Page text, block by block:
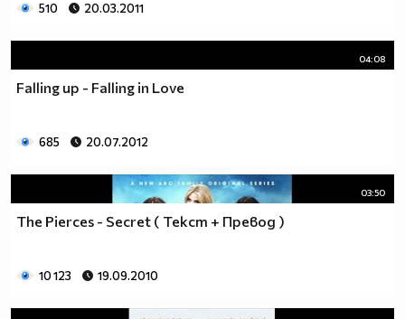
510 20.03.2011
04:08
Falling up - Falling in Love
685 20.07.2012
03:50
The Pierces - Secret ( Текст + Превод )
10 123 19.09.2010